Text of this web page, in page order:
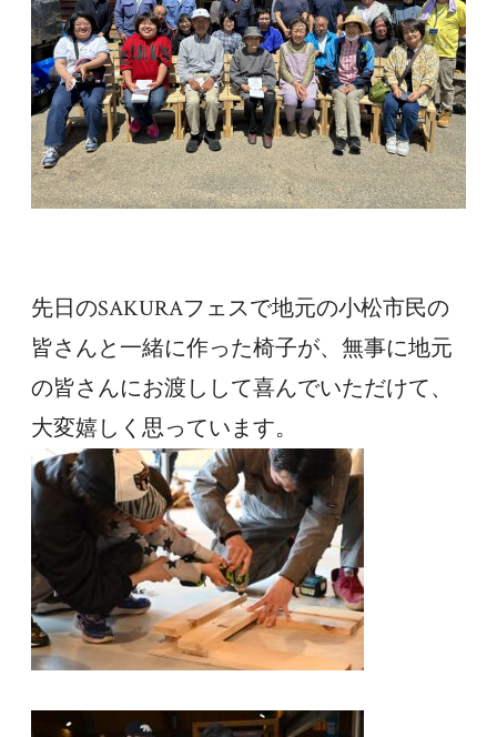
先日のSAKURAフェスで地元の小松市民の
皆さんと一緒に作った椅子が、無事に地元
の皆さんにお渡しして喜んでいただけて、
大変嬉しく思っています。